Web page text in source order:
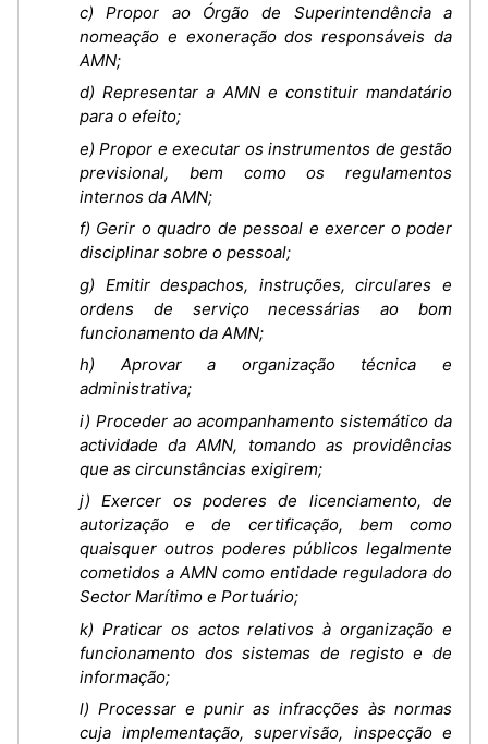
c) Propor ao Órgão de Superintendência a
nomeação e exoneração dos responsáveis da
AMN;
d) Representar a AMN e constituir mandatário
para o efeito;
e) Propor e executar os instrumentos de gestão
previsional, bem como os regulamentos
internos da AMN;
f) Gerir o quadro de pessoal e exercer o poder
disciplinar sobre o pessoal;
g) Emitir despachos, instruções, circulares e
ordens de serviço necessárias ao bom
funcionamento da AMN;
h) Aprovar a organização técnica e
administrativa;
i) Proceder ao acompanhamento sistemático da
actividade da AMN, tomando as providências
que as circunstâncias exigirem;
j) Exercer os poderes de licenciamento, de
autorização e de certificação, bem como
quaisquer outros poderes públicos legalmente
cometidos a AMN como entidade reguladora do
Sector Marítimo e Portuário;
k) Praticar os actos relativos à organização e
funcionamento dos sistemas de registo e de
informação;
l) Processar e punir as infracções às normas
cuja implementação, supervisão, inspecção e